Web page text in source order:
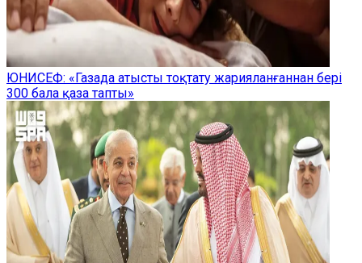
ЮНИСЕФ: «Газада атысты тоқтату жарияланғаннан бері
300 бала қаза тапты»